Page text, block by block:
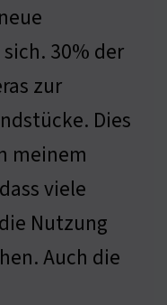
30% der
zur
Dies
meinem
viele
Nutzung
Auch die